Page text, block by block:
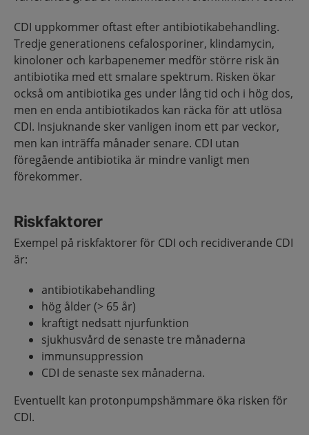
CDI uppkommer oftast efter antibiotikabehandling.
Tredje generationens cefalosporiner, klindamycin,
kinoloner och karbapenemer medför större risk än
antibiotika med ett smalare spektrum. Risken ökar
också om antibiotika ges under lång tid och i hög dos,
men en enda antibiotikados kan räcka för att utlösa
CDI. Insjuknande sker vanligen inom ett par veckor,
men kan inträffa månader senare. CDI utan
föregående antibiotika är mindre vanligt men
förekommer.
Riskfaktorer
Exempel på riskfaktorer för CDI och recidiverande CDI
är:
antibiotikabehandling
hög ålder (> 65 år)
kraftigt nedsatt njurfunktion
sjukhusvård de senaste tre månaderna
immunsuppression
CDI de senaste sex månaderna.
Eventuellt kan protonpumpshämmare öka risken för
CDI.